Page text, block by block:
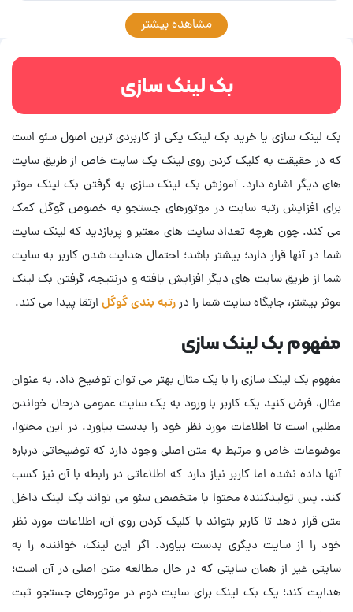
مشاهده بیشتر
بک لینک سازی
بک لینک سازی یا خرید بک لینک یکی از کاربردی ترین اصول سئو است
که در حقیقت به کلیک کردن روی لینک یک سایت خاص از طریق سایت
های دیگر اشاره دارد. آموزش بک لینک سازی به گرفتن بک لینک موثر
برای افزایش رتبه سایت در موتورهای جستجو به خصوص گوگل کمک
می کند. چون هرچه تعداد سایت های معتبر و پربازدید که لینک سایت
شما در آنها قرار دارد؛ بیشتر باشد؛ احتمال هدایت شدن کاربر به سایت
شما از طریق سایت های دیگر افزایش یافته و درنتیجه، گرفتن بک لینک
موثر بیشتر، جایگاه سایت شما را دررتبه بندی گوگل ارتقا پیدا می کند.
مفهوم بک لینک سازی
مفهوم بک لینک سازی را با یک مثال بهتر می توان توضیح داد. به عنوان
مثال، فرض کنید یک کاربر با ورود به یک سایت عمومی درحال خواندن
مطلبی است تا اطلاعات مورد نظر خود را بدست بیاورد. در این محتوا،
موضوعات خاص و مرتبط به متن اصلی وجود دارد که توضیحاتی درباره
آنها داده نشده اما کاربر نیاز دارد که اطلاعاتی در رابطه با آن نیز کسب
کند. پس تولیدکننده محتوا یا متخصص سئو می تواند یک لینک داخل
متن قرار دهد تا کاربر بتواند با کلیک کردن روی آن، اطلاعات مورد نظر
خود را از سایت دیگری بدست بیاورد. اگر این لینک، خواننده را به
سایتی غیر از همان سایتی که در حال مطالعه متن اصلی در آن است؛
هدایت کند؛ یک بک لینک برای سایت دوم در موتورهای جستجو ثبت